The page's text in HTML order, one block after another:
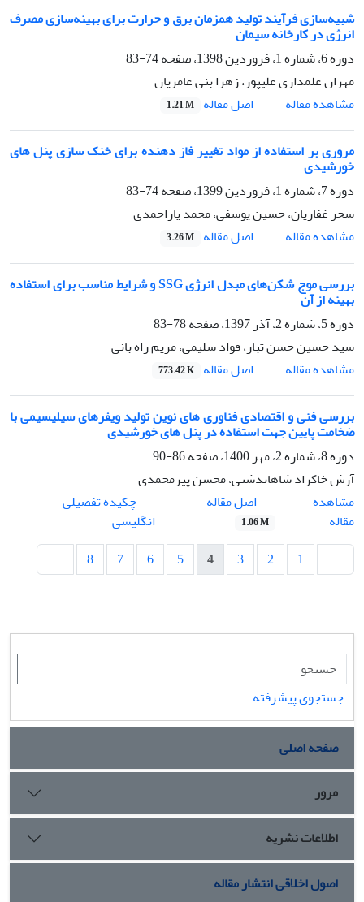
شبیه‌سازی فرآیند تولید همزمان برق و حرارت برای بهینه‌سازی مصرف
انرژی در کارخانه سیمان
دوره 6، شماره 1، فروردین 1398، صفحه
74-83
مهران علمداری علیپور، زهرا بنی عامریان
مشاهده مقاله
اصل مقاله 1.21 M
مروری بر استفاده از مواد تغییر فاز دهنده برای خنک سازی پنل های
خورشیدی
دوره 7، شماره 1، فروردین 1399، صفحه
74-83
سحر غفاریان، حسین یوسفی، محمد یاراحمدی
مشاهده مقاله
اصل مقاله 3.26 M
بررسی موج شکن‌های مبدل انرژی SSG و شرایط مناسب برای استفاده
بهینه از آن
دوره 5، شماره 2، آذر 1397، صفحه
78-83
سید حسین حسن تبار، فواد سلیمی، مریم راه بانی
مشاهده مقاله
اصل مقاله 773.42 K
بررسی فنی و اقتصادی فناوری های نوین تولید ویفرهای سیلیسیمی با
ضخامت پایین جهت استفاده در پنل های خورشیدی
دوره 8، شماره 2، مهر 1400، صفحه
86-90
آرش خاکزاد شاهاندشتی، محسن پیرمحمدی
مشاهده
مقاله
اصل مقاله
1.06 M
چکیده تفصیلی
انگلیسی
1
2
3
4
5
6
7
8
جستجوی پیشرفته
صفحه اصلی
مرور
اطلاعات نشریه
اصول اخلاقی انتشار مقاله